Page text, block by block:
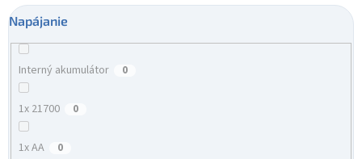
Napájanie
Interný akumulátor 0
1x 21700 0
1x AA 0